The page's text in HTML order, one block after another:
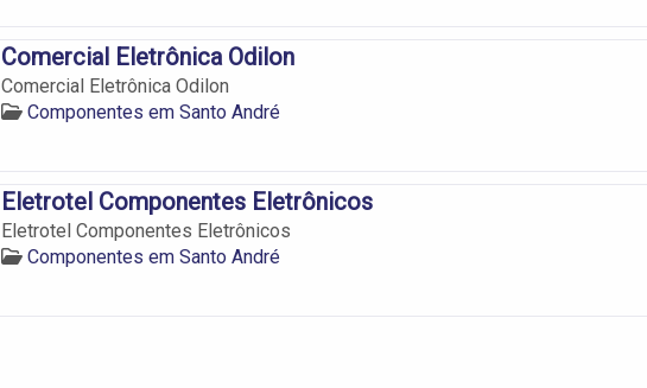
Comercial Eletrônica Odilon
Comercial Eletrônica Odilon
Componentes em Santo André
Eletrotel Componentes Eletrônicos
Eletrotel Componentes Eletrônicos
Componentes em Santo André